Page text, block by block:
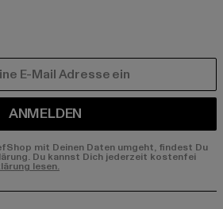
ANMELDEN
mit Deinen Daten umgeht, findest Du
Du kannst Dich jederzeit kostenfei
lesen.